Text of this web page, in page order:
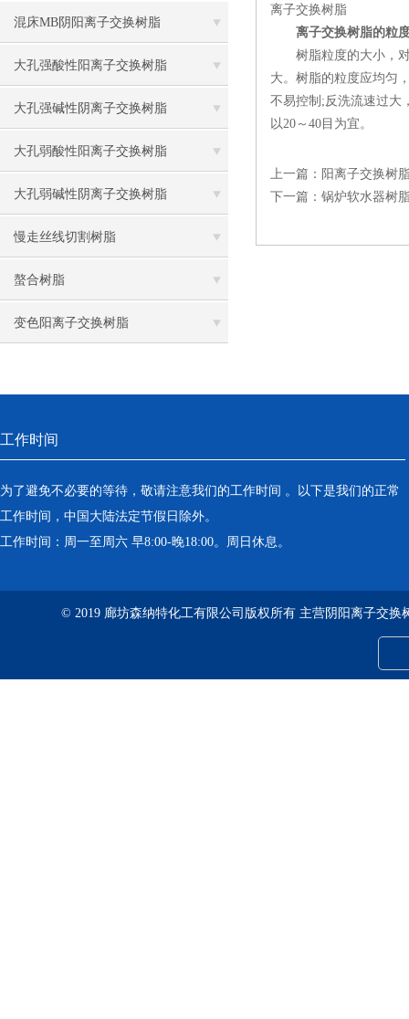
混床MB阴阳离子交换树脂
大孔强酸性阳离子交换树脂
大孔强碱性阴离子交换树脂
大孔弱酸性阳离子交换树脂
大孔弱碱性阴离子交换树脂
慢走丝线切割树脂
螯合树脂
变色阳离子交换树脂
离子交换树脂
离子交换树脂的粒
树脂粒度的大小，对
大。树脂的粒度应均匀
不易控制;反洗流速过大
以20～40目为宜。
上一篇： 阳离子交换树
下一篇： 锅炉软水器树
工作时间
为了避免不必要的等待，敬请注意我们的工作时间 。以下是我们的正常
工作时间，中国大陆法定节假日除外。
工作时间：周一至周六 早8:00-晚18:00。周日休息。
© 2019 廊坊森纳特化工有限公司版权所有 主营阴阳离子交换